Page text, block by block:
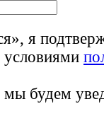
я
условиями
мы будем